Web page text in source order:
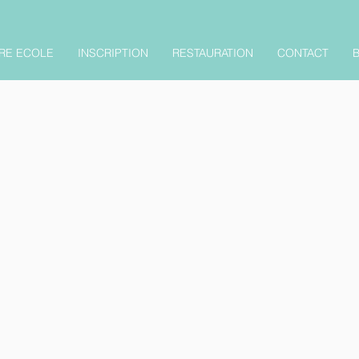
ECOLE INSCRIPTION RESTAURATION CONTACT